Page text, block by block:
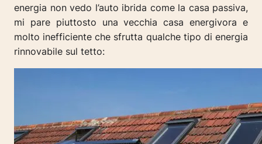
energia non vedo l’auto ibrida come la casa passiva,
mi pare piuttosto una vecchia casa energivora e
molto inefficiente che sfrutta qualche tipo di energia
rinnovabile sul tetto: